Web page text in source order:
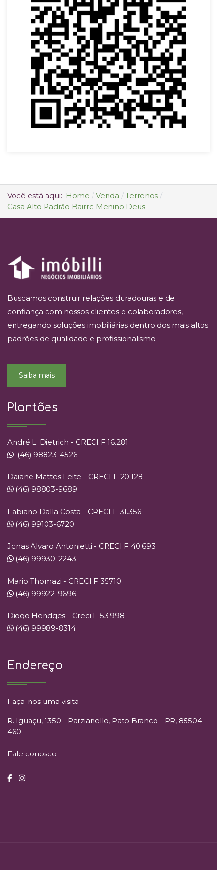
Você está aqui: Home Venda
Terrenos
Casa Alto Padrão Bairro Menino Deus
Buscamos construir relações duradouras e de
confiança com nossos clientes e colaboradores,
entregando soluções imobiliárias dentro dos mais altos
padrões de qualidade e profissionalismo.
Saiba mais
Plantões
André L. Dietrich - CRECI F 16.281
(46) 98823-4526
Daiane Mattes Leite - CRECI F 20.128
(46) 98803-9689
Fabiano Dalla Costa - CRECI F 31.356
(46) 99103-6720
Jonas Alvaro Antonietti - CRECI F 40.693
(46) 99930-2243
Mario Thomazi - CRECI F 35710
(46) 99922-9696
Diogo Hendges - Creci F 53.998
(46) 99989-8314
Endereço
Faça-nos uma visita
R. Iguaçu, 1350 - Parzianello, Pato Branco - PR, 85504-
460
Fale conosco